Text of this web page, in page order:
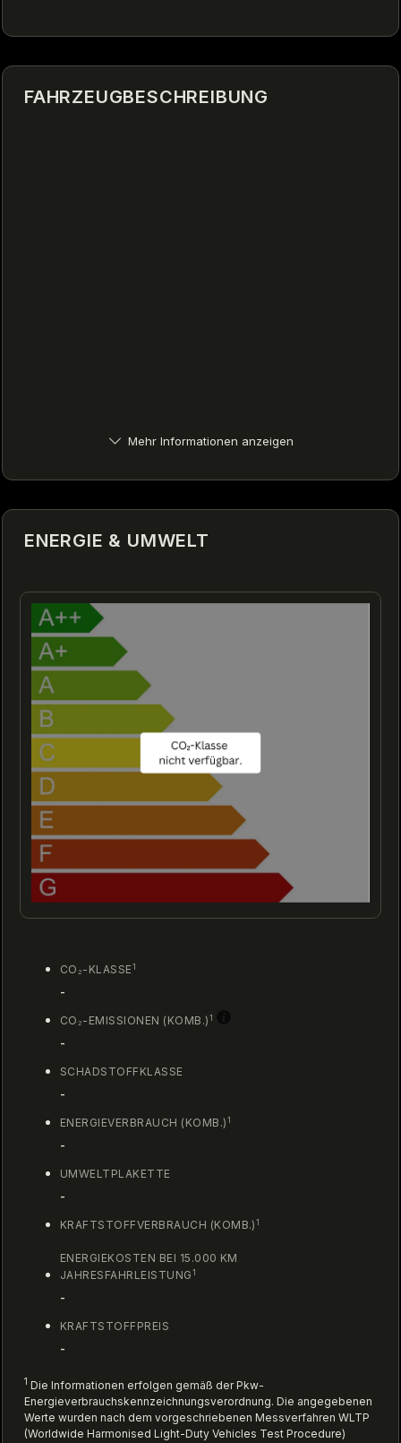
FAHRZEUGBESCHREIBUNG
Mehr Informationen anzeigen
ENERGIE & UMWELT
CO₂-KLASSE1
-
CO₂-EMISSIONEN (KOMB.)1
-
SCHADSTOFFKLASSE
-
ENERGIEVERBRAUCH (KOMB.)1
-
UMWELTPLAKETTE
-
KRAFTSTOFFVERBRAUCH (KOMB.)1
ENERGIEKOSTEN BEI 15.000 KM
JAHRESFAHRLEISTUNG1
-
KRAFTSTOFFPREIS
-
1 Die Informationen erfolgen gemäß der Pkw-
Energieverbrauchskennzeichnungsverordnung. Die angegebenen
Werte wurden nach dem vorgeschriebenen Messverfahren WLTP
(Worldwide Harmonised Light-Duty Vehicles Test Procedure)